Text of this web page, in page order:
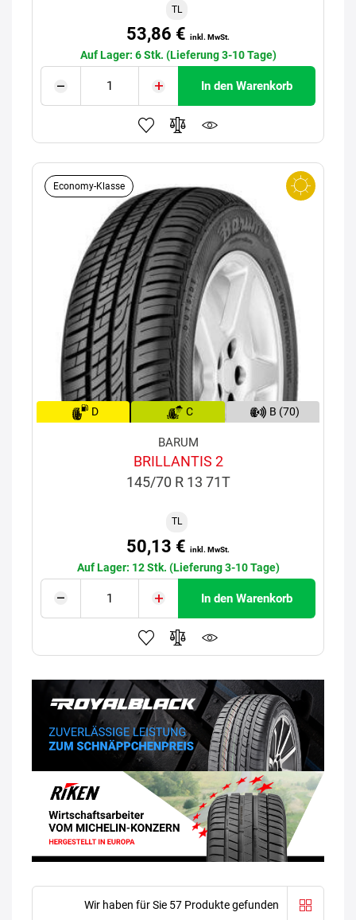
TL
53,86 € inkl. MwSt.
Auf Lager: 6 Stk. (Lieferung 3-10 Tage)
In den Warenkorb
Economy-Klasse
D C B (70)
BARUM
BRILLANTIS 2
145/70 R 13 71T
TL
50,13 € inkl. MwSt.
Auf Lager: 12 Stk. (Lieferung 3-10 Tage)
In den Warenkorb
Wir haben für Sie 57 Produkte gefunden